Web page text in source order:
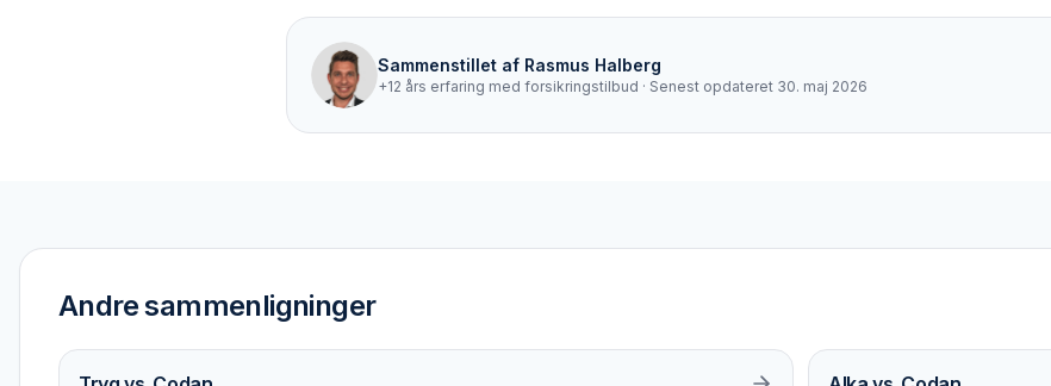
Sammenstillet af Rasmus Halberg
+12 års erfaring med forsikringstilbud · Senest opdateret 30. maj 2026
Andre sammenligninger